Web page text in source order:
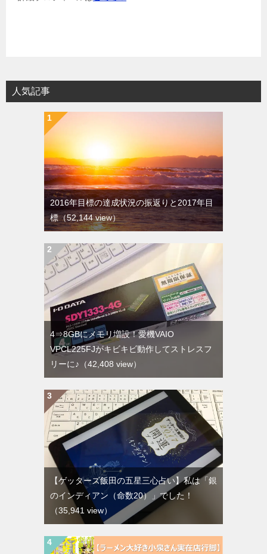
人気記事
2016年目標の達成状況の振返りと2017年目
標（52,144 view）
4⇒8GBにメモリ増設！愛機VAIO
VPCL225FJがキビキビ動作してストレスフ
リーに♪ （42,408 view）
【ゲッターズ飯田の五星三心占い】私は「銀
のインディアン（命数20）」でした！
（35,941 view）